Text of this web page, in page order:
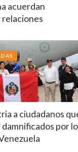
acuerdan
relaciones
a ciudadanos
por